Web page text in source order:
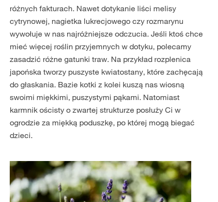
różnych fakturach. Nawet dotykanie liści melisy
cytrynowej, nagietka lukrecjowego czy rozmarynu
wywołuje w nas najróżniejsze odczucia. Jeśli ktoś chce
mieć więcej roślin przyjemnych w dotyku, polecamy
zasadzić różne gatunki traw. Na przykład rozplenica
japońska tworzy puszyste kwiatostany, które zachęcają
do głaskania. Bazie kotki z kolei kuszą nas wiosną
swoimi miękkimi, puszystymi pąkami. Natomiast
karmnik ościsty o zwartej strukturze posłuży Ci w
ogrodzie za miękką poduszkę, po której mogą biegać
dzieci.